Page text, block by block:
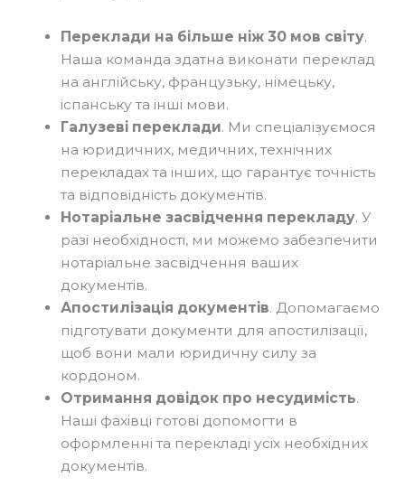
Переклади на більше ніж 30 мов світу.
Наша команда здатна виконати переклад
на англійську, французьку, німецьку,
іспанську та інші мови.
Галузеві переклади. Ми спеціалізуємося
на юридичних, медичних, технічних
перекладах та інших, що гарантує точність
та відповідність документів.
Нотаріальне засвідчення перекладу. У
разі необхідності, ми можемо забезпечити
нотаріальне засвідчення ваших
документів.
Апостилізація документів. Допомагаємо
підготувати документи для апостилізації,
щоб вони мали юридичну силу за
кордоном.
Отримання довідок про несудимість.
Наші фахівці готові допомогти в
оформленні та перекладі усіх необхідних
документів.